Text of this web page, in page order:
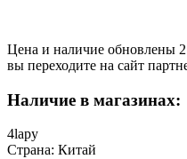
Цена и наличие обновлены
вы переходите на сайт
Наличие в магазинах:
4lapy
Страна: Китай